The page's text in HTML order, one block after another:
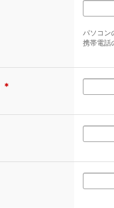
パソコン
携帯電話
＊